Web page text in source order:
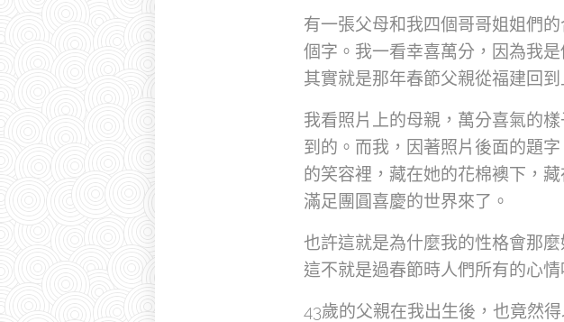
有一張父母和我四個哥哥姐姐們
個字。我一看幸喜萬分，因為我
其實就是那年春節父親從福建回
我看照片上的母親，萬分喜氣的
到的。而我，因著照片後面的題
的笑容裡，藏在她的花棉襖下，
滿足團圓喜慶的世界來了。
也許這就是為什麼我的性格會那
這不就是過春節時人們所有的心
43歲的父親在我出生後，也竟然